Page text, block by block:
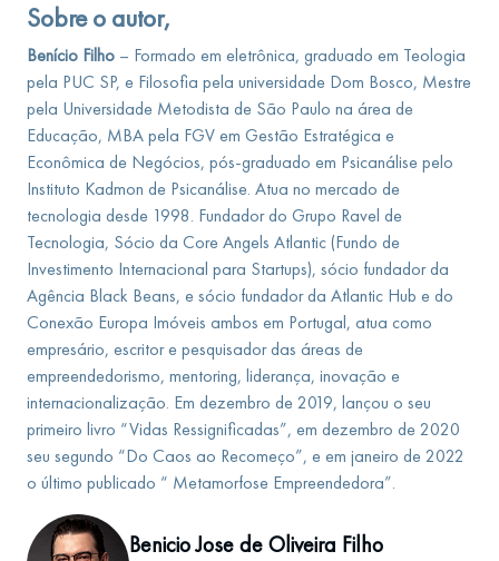
Sobre o autor,
Benício Filho – Formado em eletrônica, graduado em Teologia
pela PUC SP, e Filosofia pela universidade Dom Bosco, Mestre
pela Universidade Metodista de São Paulo na área de
Educação, MBA pela FGV em Gestão Estratégica e
Econômica de Negócios, pós-graduado em Psicanálise pelo
Instituto Kadmon de Psicanálise. Atua no mercado de
tecnologia desde 1998. Fundador do Grupo Ravel de
Tecnologia, Sócio da Core Angels Atlantic (Fundo de
Investimento Internacional para Startups), sócio fundador da
Agência Black Beans, e sócio fundador da Atlantic Hub e do
Conexão Europa Imóveis ambos em Portugal, atua como
empresário, escritor e pesquisador das áreas de
empreendedorismo, mentoring, liderança, inovação e
internacionalização. Em dezembro de 2019, lançou o seu
primeiro livro “Vidas Ressignificadas”, em dezembro de 2020
seu segundo “Do Caos ao Recomeço”, e em janeiro de 2022
o último publicado “ Metamorfose Empreendedora”.
Benicio Jose de Oliveira Filho